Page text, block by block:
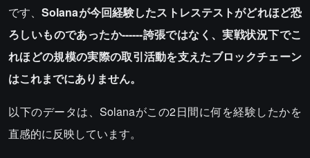
です、Solanaが今回経験したストレステストがどれほど恐
ろしいものであったか------誇張ではなく、実戦状況下でこ
れほどの規模の実際の取引活動を支えたブロックチェーン
はこれまでにありません。
以下のデータは、Solanaがこの2日間に何を経験したかを
直感的に反映しています。